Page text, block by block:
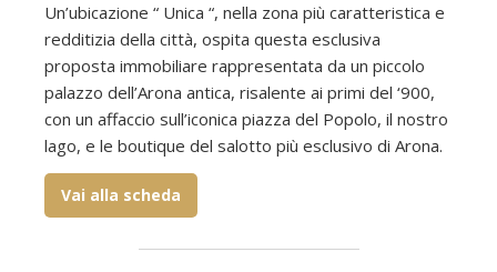
Un’ubicazione “ Unica “, nella zona più caratteristica e
redditizia della città, ospita questa esclusiva
proposta immobiliare rappresentata da un piccolo
palazzo dell’Arona antica, risalente ai primi del ‘900,
con un affaccio sull’iconica piazza del Popolo, il nostro
lago, e le boutique del salotto più esclusivo di Arona.
Vai alla scheda